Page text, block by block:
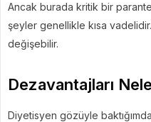
Ancak burada kritik bir
şeyler genellikle kısa
değişebilir.
Dezavantajları
Diyetisyen gözüyle